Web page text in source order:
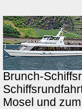
Brunch-
Mosel und